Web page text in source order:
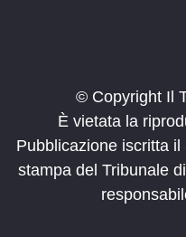
© Copyright Il
È vietata la
Pubblicazione iscritta
stampa del Tribunale